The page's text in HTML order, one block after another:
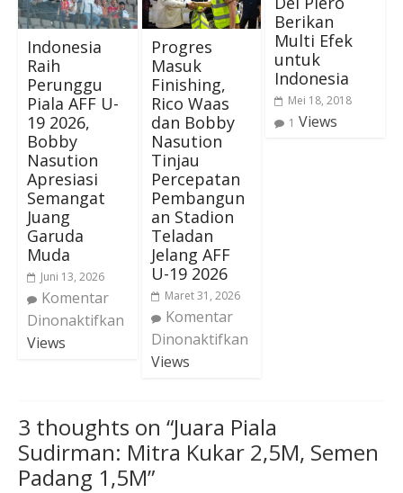
Indonesia
Raih
Perunggu
Piala AFF U-
19 2026,
Bobby
Nasution
Apresiasi
Semangat
Juang
Garuda
Muda
Juni 13, 2026
Komentar
Dinonaktifkan
Views
Progres
Masuk
Finishing,
Rico Waas
dan Bobby
Nasution
Tinjau
Percepatan
Pembangun
an Stadion
Teladan
Jelang AFF
U-19 2026
Maret 31, 2026
Komentar
Dinonaktifkan
Views
Berikan
Multi Efek
untuk
Indonesia
Mei 18, 2018
1 Views
3 thoughts on “Juara Piala
Sudirman: Mitra Kukar 2,5M, Semen
Padang 1,5M”